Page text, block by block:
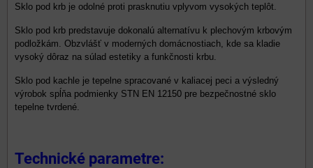
Sklo pod krb je odolné proti prasknutiu vplyvom vysokých teplôt.
Sklo pod krb predstavuje dokonalú alternatívu k plechovým krbovým
podložkám. Obzvlášť v moderných domácnostiach, kde sa kladie
vysoký dôraz na súlad estetiky a funkčnosti krbu.
Sklo pod kachle je tepelne spracované v kaliacej peci a výsledný
výrobok spĺňa podmienky STN EN 12150 pre bezpečnostné sklo
tepelne tvrdené.
Technické parametre: